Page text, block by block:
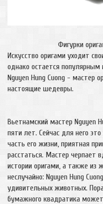
Фигурки
Искусство оригами уходит
однако остается
Nguyen Hung Cuong - мастер
настоящие шедевры.
Вьетнамский мастер Nguyen
пяти лет. Сейчас для него
часть его жизни, приятная
расстаться. Мастер черпает
истории оригами, а также из
неслучайно: Nguyen Hung
удивительных животных.
бумажного квадратика